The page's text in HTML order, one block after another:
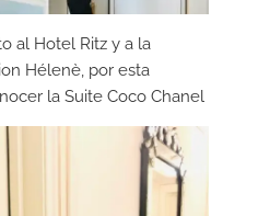
al Hotel Ritz y a la
Hélenè, por esta
la Suite Coco Chanel